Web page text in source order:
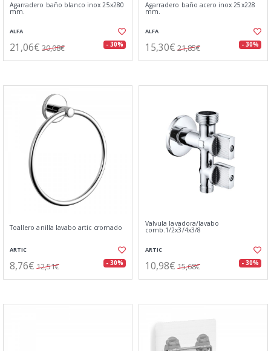
Agarradero baño blanco inox 25x280
mm.
ALFA
21,06€ 30,08€ - 30%
Agarradero baño acero inox 25x228
mm.
ALFA
15,30€ 21,85€ - 30%
Toallero anilla lavabo artic cromado
ARTIC
8,76€ 12,51€ - 30%
Valvula lavadora/lavabo
comb.1/2x3/4x3/8
ARTIC
10,98€ 15,68€ - 30%